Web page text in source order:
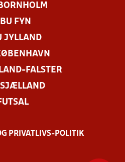
FYN
JYLLAND
FALSTER
SJÆLLAND
PRIVATLIVS-POLITIK